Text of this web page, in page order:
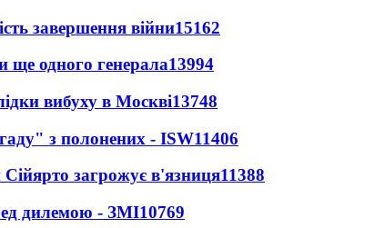
завершення війни15162
ще одного генерала13994
вибуху в Москві13748
з полонених - ISW11406
загрожує в'язниця11388
дилемою - ЗМІ10769